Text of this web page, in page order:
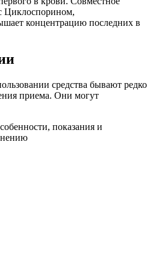
Циклоспорином,
концентрацию последних в
средства бывают редко
приема. Они могут